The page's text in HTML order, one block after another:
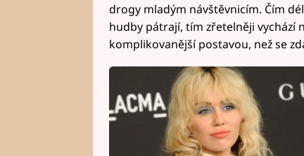
drogy mladým návštěvnicím. Čím
hudby pátrají, tím zřetelněji vychází
komplikovanější postavou, než se